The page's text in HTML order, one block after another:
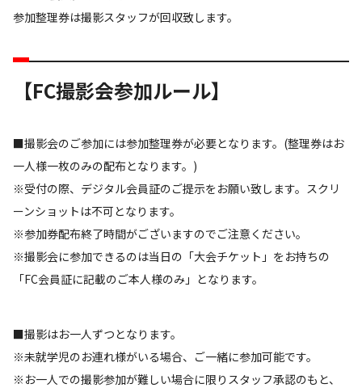
参加整理券は撮影スタッフが回収致します。
【FC撮影会参加ルール】
■撮影会のご参加には参加整理券が必要となります。(整理券はお
一人様一枚のみの配布となります。)
※受付の際、デジタル会員証のご提示をお願い致します。スクリ
ーンショットは不可となります。
※参加券配布終了時間がございますのでご注意ください。
※撮影会に参加できるのは当日の「大会チケット」をお持ちの
「FC会員証に記載のご本人様のみ」となります。
■撮影はお一人ずつとなります。
※未就学児のお連れ様がいる場合、ご一緒に参加可能です。
※お一人での撮影参加が難しい場合に限りスタッフ承認のもと、